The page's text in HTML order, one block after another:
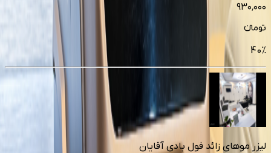
۹۳۰٬۰۰۰
تومانءء
40%
لیزر موهای زائد فول بادی آقایان